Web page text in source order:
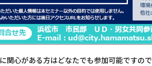
関心がある方はどなたでも参加可能ですので